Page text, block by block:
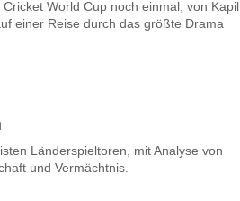
World Cup noch einmal, von Kapil
einer Reise durch das größte Drama
Länderspieltoren, mit Analyse von
und Vermächtnis.